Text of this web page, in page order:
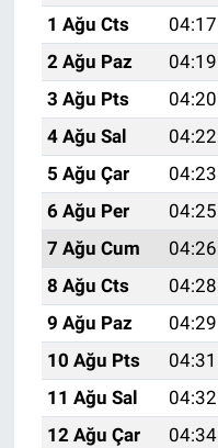
1 Ağu Cts
04:17
2 Ağu Paz
04:19
3 Ağu Pts
04:20
4 Ağu Sal
04:22
5 Ağu Çar
04:23
6 Ağu Per
04:25
7 Ağu Cum
04:26
8 Ağu Cts
04:28
9 Ağu Paz
04:29
10 Ağu Pts
04:31
11 Ağu Sal
04:32
12 Ağu Çar
04:34